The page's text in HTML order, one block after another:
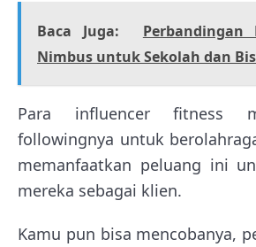
Baca Juga:
Perbandingan
Nimbus untuk Sekolah dan
Para influencer fitness
followingnya untuk
memanfaatkan peluang ini
mereka sebagai klien.
Kamu pun bisa mencobanya,